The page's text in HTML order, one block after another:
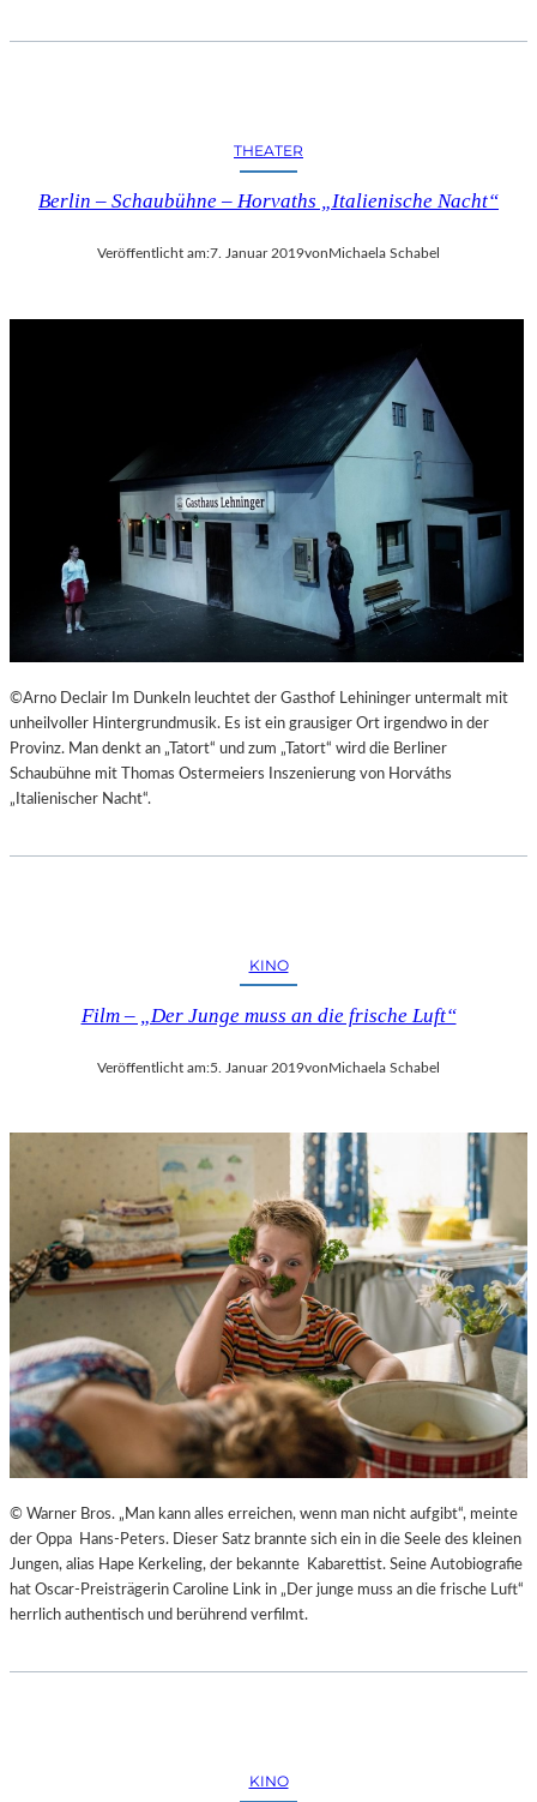
THEATER
Berlin – Schaubühne – Horvaths „Italienische Nacht“
Veröffentlicht am:7. Januar 2019von Michaela Schabel
©Arno Declair Im Dunkeln leuchtet der Gasthof Lehininger untermalt mit
unheilvoller Hintergrundmusik. Es ist ein grausiger Ort irgendwo in der
Provinz. Man denkt an „Tatort“ und zum „Tatort“ wird die Berliner
Schaubühne mit Thomas Ostermeiers Inszenierung von Horváths
„Italienischer Nacht“.
KINO
Film – „Der Junge muss an die frische Luft“
Veröffentlicht am:5. Januar 2019vonMichaela Schabel
© Warner Bros. „Man kann alles erreichen, wenn man nicht aufgibt“, meinte
der Oppa Hans-Peters. Dieser Satz brannte sich ein in die Seele des kleinen
Jungen, alias Hape Kerkeling, der bekannte Kabarettist. Seine Autobiografie
hat Oscar-Preisträgerin Caroline Link in „Der junge muss an die frische Luft“
herrlich authentisch und berührend verfilmt.
KINO